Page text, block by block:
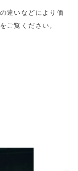
違いなどにより価
をご覧ください。